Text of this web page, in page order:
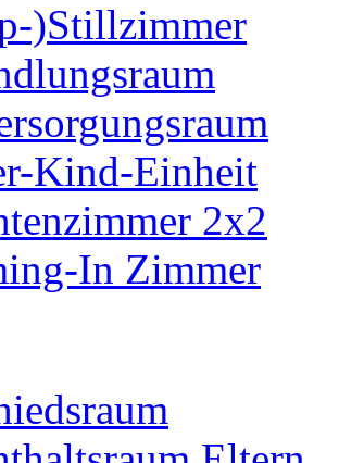
)Stillzimmer
Kind-Einheit
2x2
In Zimmer